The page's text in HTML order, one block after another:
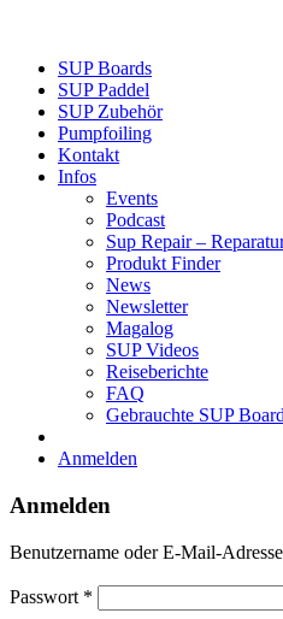
SUP Boards
SUP Paddel
SUP Zubehör
Pumpfoiling
Kontakt
Infos
Events
Podcast
Sup Repair –
Produkt Finder
News
Newsletter
Magalog
SUP Videos
Reiseberichte
FAQ
Gebrauchte SUP
Anmelden
Anmelden
Benutzername oder E-Mail-Adresse
Passwort *